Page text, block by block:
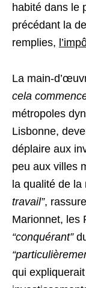
habité dans le
précédant la
remplies,
La main-
cela
métropoles
Lisbonne,
déplaire aux
peu aux villes
la qualité de
travail”,
Marionnet, les
“conquérant”
qui